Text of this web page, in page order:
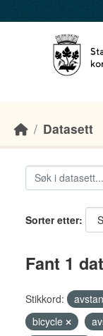
Datasett
Sorter etter
Fant 1
Stikkord:
bicycle